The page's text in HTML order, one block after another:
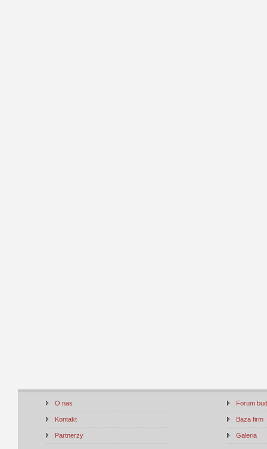
O nas
Kontakt
Partnerzy
Forum
Baza firm
Galeria